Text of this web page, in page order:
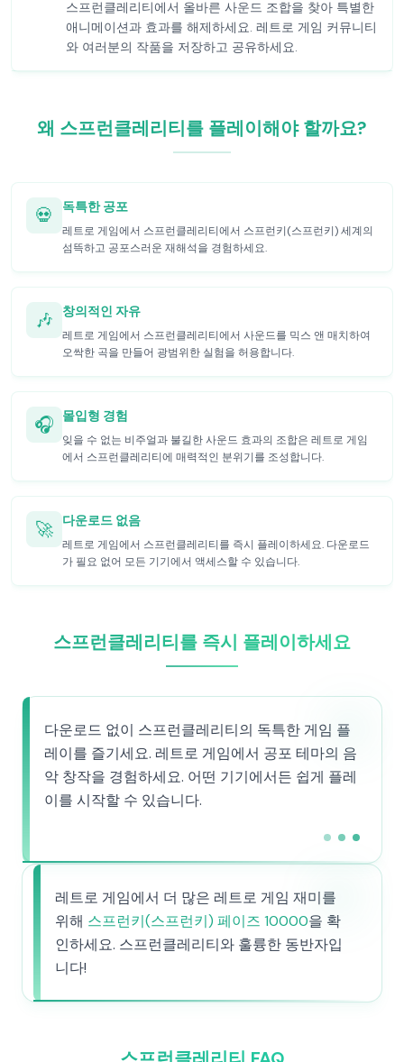
스프런클레리티에서 올바른 사운드 조합을 찾아 특별한
애니메이션과 효과를 해제하세요. 레트로 게임 커뮤니티
와 여러분의 작품을 저장하고 공유하세요.
왜 스프런클레리티를 플레이해야 할까요?
💀 독특한 공포
레트로 게임에서 스프런클레리티에서 스프런키(스프런키) 세계의
섬뜩하고 공포스러운 재해석을 경험하세요.
🎶 창의적인 자유
레트로 게임에서 스프런클레리티에서 사운드를 믹스 앤 매치하여
오싹한 곡을 만들어 광범위한 실험을 허용합니다.
🎧 몰입형 경험
잊을 수 없는 비주얼과 불길한 사운드 효과의 조합은 레트로 게임
에서 스프런클레리티에 매력적인 분위기를 조성합니다.
🚀 다운로드 없음
레트로 게임에서 스프런클레리티를 즉시 플레이하세요. 다운로드
가 필요 없어 모든 기기에서 액세스할 수 있습니다.
스프런클레리티를 즉시 플레이하세요
다운로드 없이 스프런클레리티의 독특한 게임 플
레이를 즐기세요. 레트로 게임에서 공포 테마의 음
악 창작을 경험하세요. 어떤 기기에서든 쉽게 플레
이를 시작할 수 있습니다.
레트로 게임에서 더 많은 레트로 게임 재미를
위해 스프런키(스프런키) 페이즈 10000을 확
인하세요. 스프런클레리티와 훌륭한 동반자입
니다!